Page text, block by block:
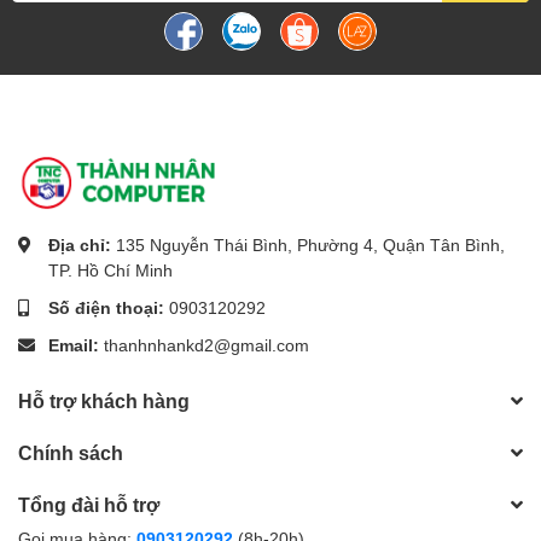
Địa chỉ: 135 Nguyễn Thái Bình, Phường 4, Quận Tân Bình,
TP. Hồ Chí Minh
Số điện thoại: 0903120292
Email: thanhnhankd2@gmail.com
Hỗ trợ khách hàng
Chính sách
Tổng đài hỗ trợ